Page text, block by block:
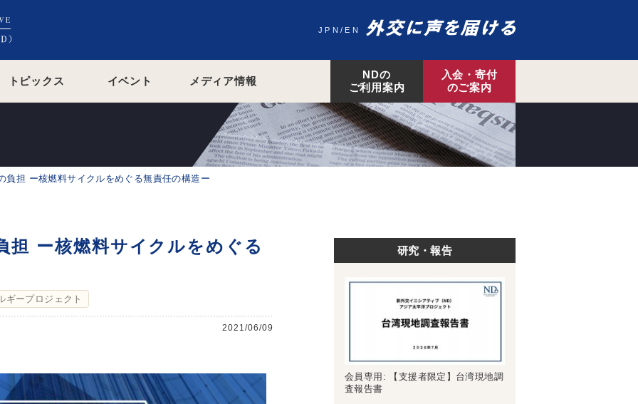
JPN EN
トピックス イベント メディア情報
NDの
ご利用案内
入会・寄付
のご案内
負担 ー核燃料サイクルをめぐる無責任の構造ー
担 ー核燃料サイクルをめぐる
ギープロジェクト
2021/06/09
研究・報告
会員専用: 【支援者限定】台湾現地調
査報告書